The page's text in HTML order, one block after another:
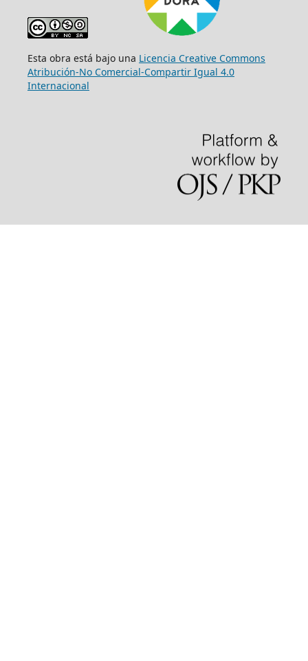
Esta obra está bajo una Licencia Creative Commons
Atribución-No Comercial-Compartir Igual 4.0
Internacional